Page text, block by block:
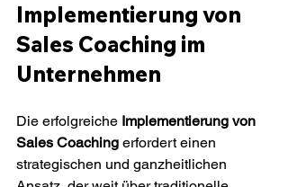
Implementierung von
Sales Coaching im
Unternehmen
Die erfolgreiche Implementierung von
Sales Coaching erfordert einen
strategischen und ganzheitlichen